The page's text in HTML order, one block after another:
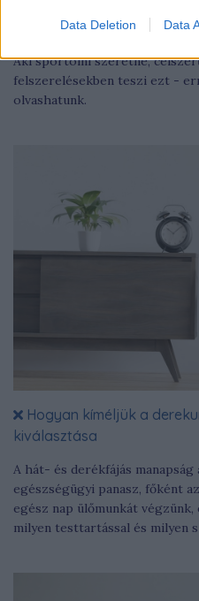
Data Deletion Data
Megéri csúszásgátlós
Aki sportolni szeretne,
felszerelésekben teszi ezt -
olvashatunk.
Hogyan kíméljük a
kiválasztása
A hát- és derékfájás
egészségügyi panasz, főként
egész nap ülőmunkát
milyen testtartással és milyen